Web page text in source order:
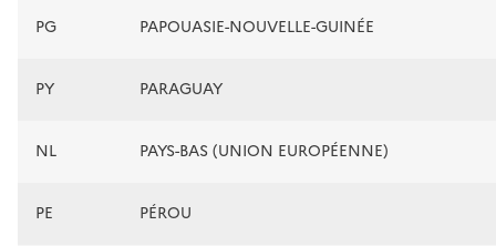
PG PAPOUASIE-NOUVELLE-GUINÉE
PY PARAGUAY
NL PAYS-BAS (UNION EUROPÉENNE)
PE PÉROU